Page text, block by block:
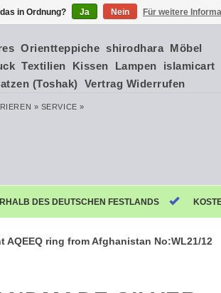
Orientteppiche shirodhara Möbel
Textilien Kissen Lampen
islamicart
(Toshak) Vertrag Widerrufen
» SERVICE »
DES DEUTSCHEN FESTLANDS
ring from Afghanistan No:WL21/12
in Ordnung? Ja Nein Für weitere